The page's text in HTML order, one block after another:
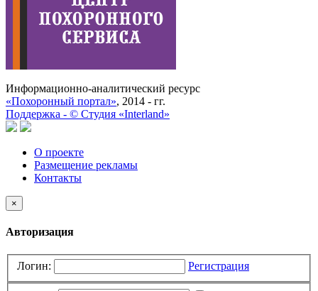
Информационно-аналитический ресурс
«Похоронный портал», 2014 - гг.
Поддержка - © Cтудия «Interland»
О проекте
Размещение рекламы
Контакты
×
Авторизация
Логин: Регистрация